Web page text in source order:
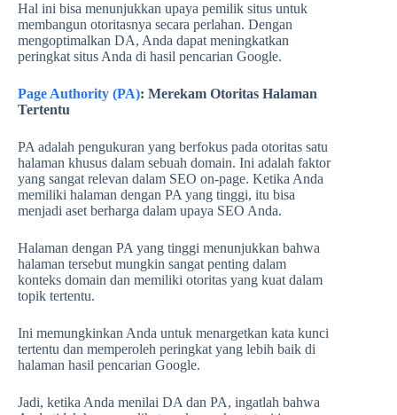
Hal ini bisa menunjukkan upaya pemilik situs untuk
membangun otoritasnya secara perlahan. Dengan
mengoptimalkan DA, Anda dapat meningkatkan
peringkat situs Anda di hasil pencarian Google.
Page Authority (PA): Merekam Otoritas Halaman
Tertentu
PA adalah pengukuran yang berfokus pada otoritas satu
halaman khusus dalam sebuah domain. Ini adalah faktor
yang sangat relevan dalam SEO on-page. Ketika Anda
memiliki halaman dengan PA yang tinggi, itu bisa
menjadi aset berharga dalam upaya SEO Anda.
Halaman dengan PA yang tinggi menunjukkan bahwa
halaman tersebut mungkin sangat penting dalam
konteks domain dan memiliki otoritas yang kuat dalam
topik tertentu.
Ini memungkinkan Anda untuk menargetkan kata kunci
tertentu dan memperoleh peringkat yang lebih baik di
halaman hasil pencarian Google.
Jadi, ketika Anda menilai DA dan PA, ingatlah bahwa